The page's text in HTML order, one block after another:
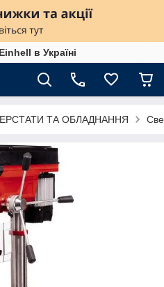
в Україні
ТА ОБЛАДНАННЯ